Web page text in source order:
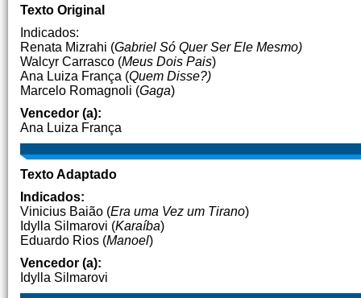
Texto Original
Indicados:
Renata Mizrahi (Gabriel Só Quer Ser Ele Mesmo)
Walcyr Carrasco (Meus Dois Pais)
Ana Luiza França (Quem Disse?)
Marcelo Romagnoli (Gaga)
Vencedor (a):
Ana Luiza França
Texto Adaptado
Indicados:
Vinicius Baião (Era uma Vez um Tirano)
Idylla Silmarovi (Karaíba)
Eduardo Rios (Manoel)
Vencedor (a):
Idylla Silmarovi